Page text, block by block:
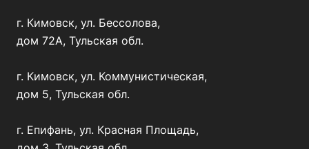
г. Кимовск, ул. Бессолова,
дом 72А, Тульская обл.
г. Кимовск, ул. Коммунистическая,
дом 5, Тульская обл.
г. Епифань, ул. Красная Площадь,